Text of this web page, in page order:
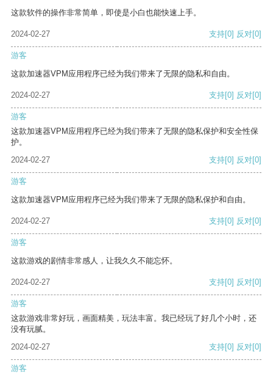
这款软件的操作非常简单，即使是小白也能快速上手。
2024-02-27 支持[0] 反对[0]
游客
这款加速器VPM应用程序已经为我们带来了无限的隐私和自由。
2024-02-27 支持[0] 反对[0]
游客
这款加速器VPM应用程序已经为我们带来了无限的隐私保护和安全性保
护。
2024-02-27
支持[0] 反对[0]
游客
这款加速器VPM应用程序已经为我们带来了无限的隐私保护和自由。
2024-02-27 支持[0] 反对[0]
游客
这款游戏的剧情非常感人，让我久久不能忘怀。
2024-02-27 支持[0] 反对[0]
游客
这款游戏非常好玩，画面精美，玩法丰富。我已经玩了好几个小时，还
没有玩腻。
2024-02-27
支持[0] 反对[0]
游客